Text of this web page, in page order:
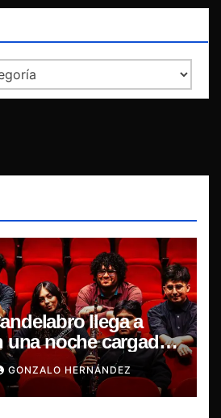
llega a
una noche cargada
GONZALO HERNÁNDEZ